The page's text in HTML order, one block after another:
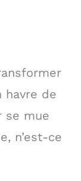
havre de
se mue
n’est-ce